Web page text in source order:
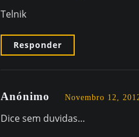
Telnik
Responder
Anónimo Novembro 12,
Dice sem duvidas…